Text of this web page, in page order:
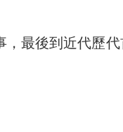
最後到近代歷